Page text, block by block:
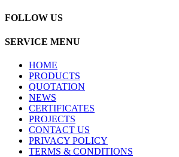
FOLLOW US
SERVICE MENU
HOME
PRODUCTS
QUOTATION
NEWS
CERTIFICATES
PROJECTS
CONTACT US
PRIVACY POLICY
TERMS & CONDITIONS